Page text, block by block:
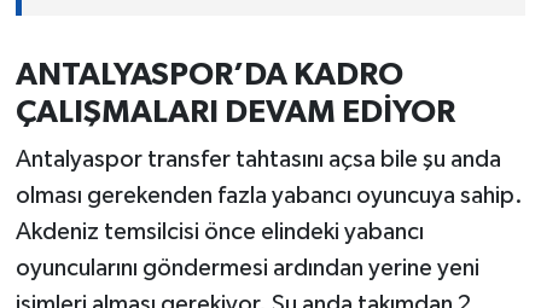
ANTALYASPOR’DA KADRO
ÇALIŞMALARI DEVAM EDİYOR
Antalyaspor transfer tahtasını açsa bile şu anda
olması gerekenden fazla yabancı oyuncuya sahip.
Akdeniz temsilcisi önce elindeki yabancı
oyuncularını göndermesi ardından yerine yeni